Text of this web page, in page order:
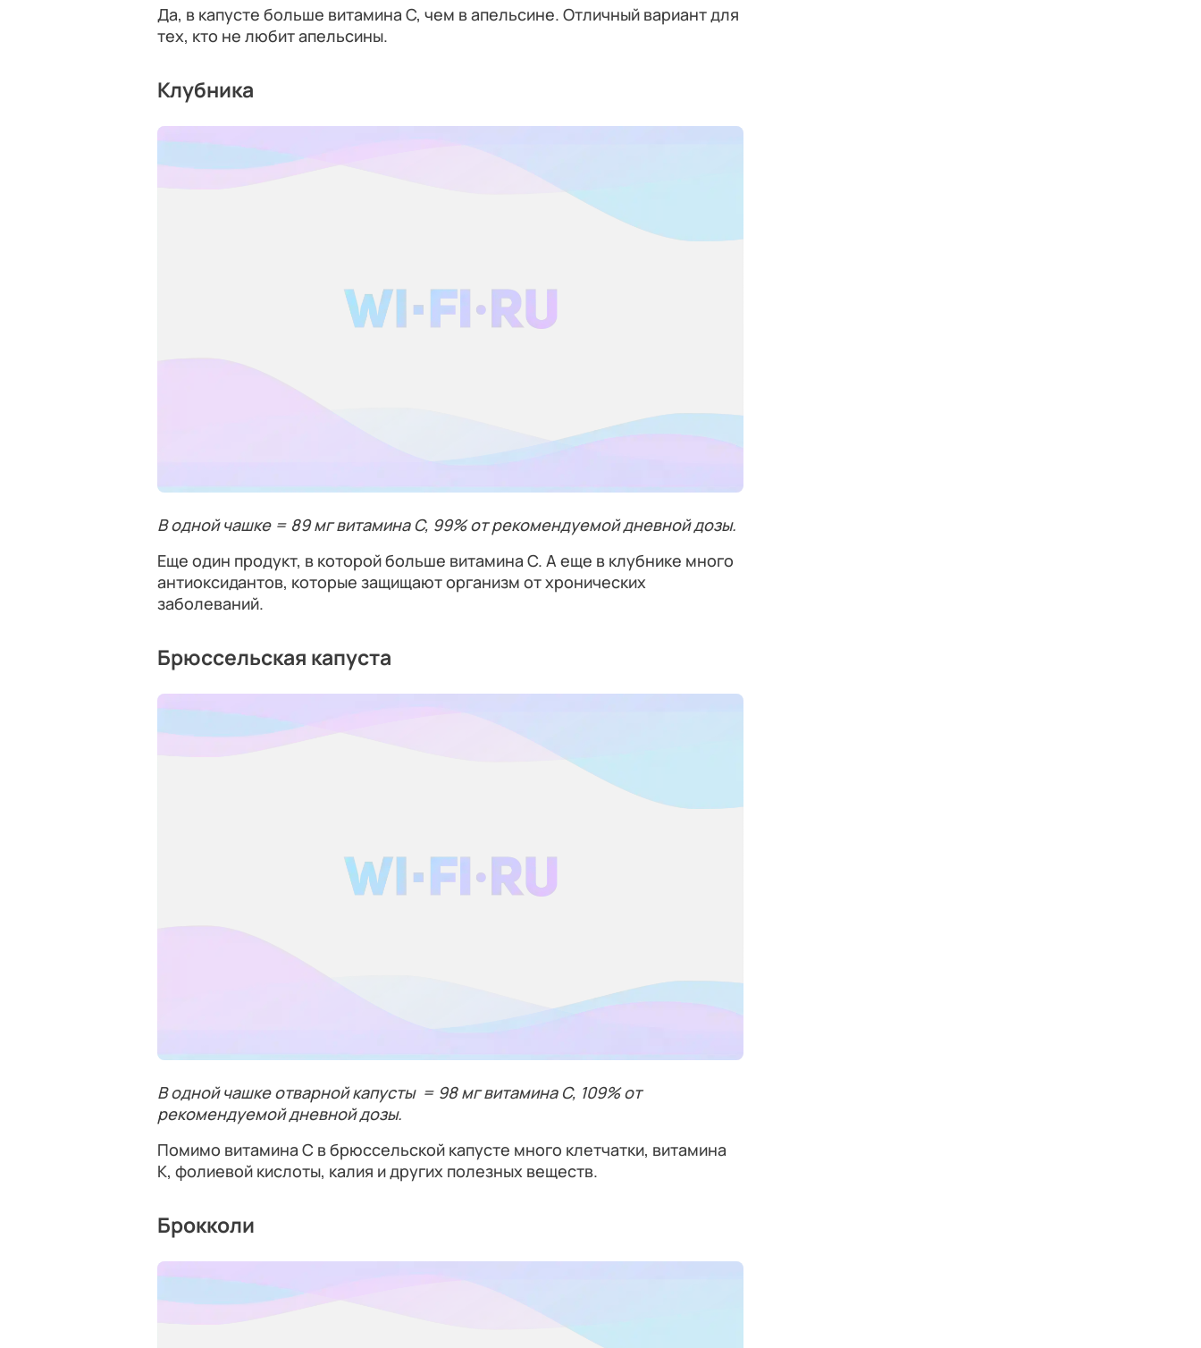
Да, в капусте больше витамина C, чем в апельсине. Отличный вариант для
тех, кто не любит апельсины.
Клубника
В одной чашке = 89 мг витамина C, 99% от рекомендуемой дневной дозы.
Еще один продукт, в которой больше витамина C. А еще в клубнике много
антиоксидантов, которые защищают организм от хронических
заболеваний.
Брюссельская капуста
В одной чашке отварной капусты = 98 мг витамина C, 109% от
рекомендуемой дневной дозы.
Помимо витамина C в брюссельской капусте много клетчатки, витамина
K, фолиевой кислоты, калия и других полезных веществ.
Брокколи